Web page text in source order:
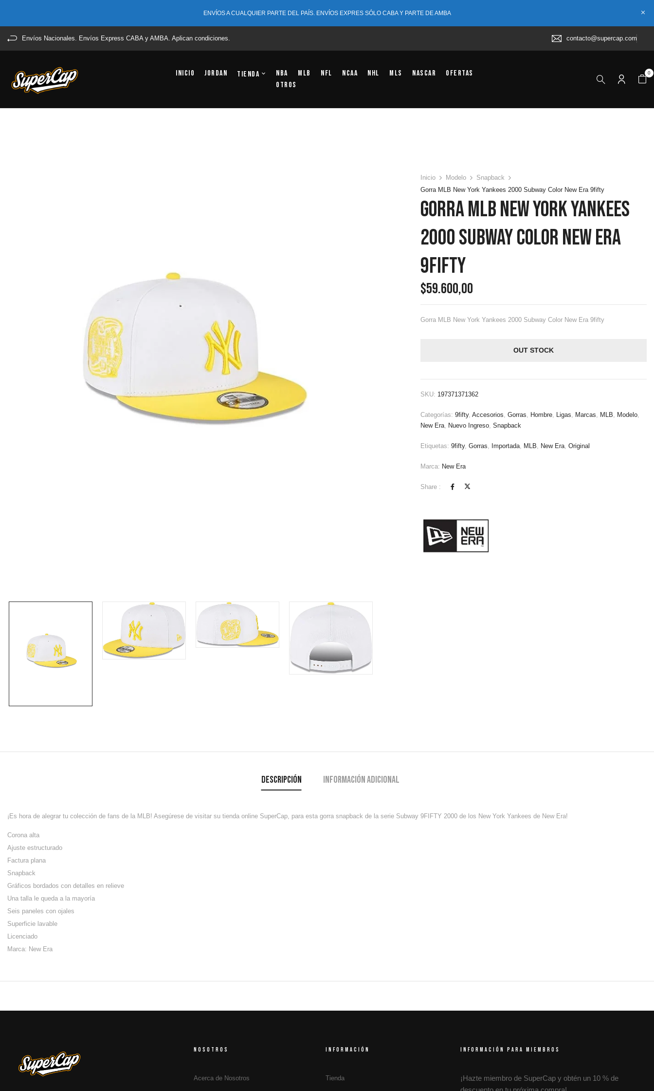
ENVÍOS A CUALQUIER PARTE DEL PAÍS. ENVÍOS EXPRES SÓLO CABA Y PARTE DE AMBA
Envíos Nacionales. Envíos Express CABA y AMBA. Aplican condiciones. contacto@supercap.com
Inicio Jordan Tienda NBA MLB NFL NCAA NHL MLS NASCAR
Ofertas
OTROS
0
Inicio Modelo
Snapback
Gorra MLB New York Yankees 2000 Subway Color New Era 9fifty
Gorra MLB New York Yankees
2000 Subway Color New Era
9fifty
$59.600,00
Gorra MLB New York Yankees 2000 Subway Color New Era 9fifty
OUT STOCK
SKU: 197371371362
Categorías: 9fifty, Accesorios Gorras Hombre, Ligas Marcas MLB Modelo,
New Era, Nuevo Ingreso, Snapback
Etiquetas: 9fifty, Gorras Importada, MLB New Era, Original
Marca: New Era
Share :
Descripción Información adicional
¡Es hora de alegrar tu colección de fans de la MLB! Asegúrese de visitar su tienda online SuperCap, para esta gorra snapback de la serie Subway 9FIFTY 2000 de los New York Yankees de New Era!
Corona alta
Ajuste estructurado
Factura plana
Snapback
Gráficos bordados con detalles en relieve
Una talla le queda a la mayoría
Seis paneles con ojales
Superficie lavable
Licenciado
Marca: New Era
NOSOTROS
Acerca de Nosotros
INFORMACIÓN
Tienda
INFORMACIÓN PARA MIEMBROS
¡Hazte miembro de SuperCap y obtén un 10 % de